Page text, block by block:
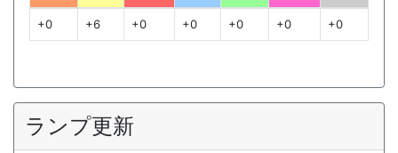
+0 +6 +0 +0 +0 +0 +0
ランプ更新